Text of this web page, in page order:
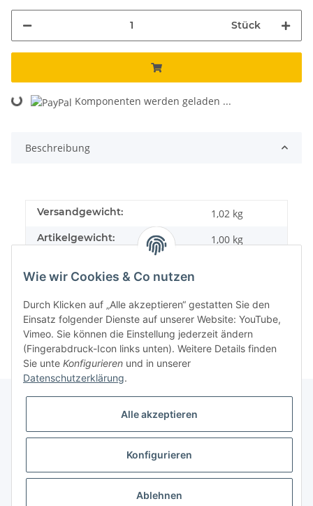
Stück
Loading... Komponenten werden geladen ...
Beschreibung
Versandgewicht: 1,02 kg
Artikelgewicht: 1,00 kg
Informationen
Gesetzliche Informationen
Wie wir Cookies & Co nutzen
Durch Klicken auf „Alle akzeptieren“ gestatten Sie den
Einsatz folgender Dienste auf unserer Website: YouTube,
Vimeo. Sie können die Einstellung jederzeit ändern
(Fingerabdruck-Icon links unten). Weitere Details finden
Sie unte Konfigurieren und in unserer
Datenschutzerklärung.
Alle akzeptieren
Konfigurieren
Ablehnen